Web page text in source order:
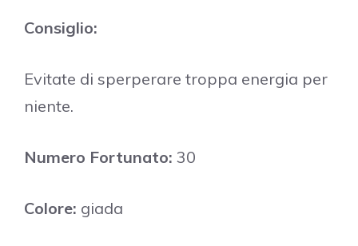
Consiglio:
Evitate di sperperare troppa energia per
niente.
Numero Fortunato: 30
Colore: giada